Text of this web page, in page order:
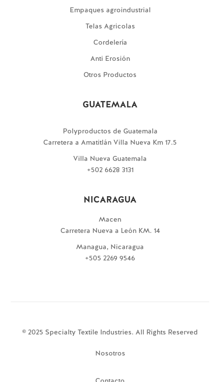
Empaques agroindustrial
Telas Agricolas
Cordelería
Anti Erosión
Otros Productos
GUATEMALA
Polyproductos de Guatemala
Carretera a Amatitlán Villa Nueva Km 17.5
Villa Nueva Guatemala
+502 6628 3131
NICARAGUA
Macen
Carretera Nueva a León KM. 14
Managua, Nicaragua
+505 2269 9546
© 2025 Specialty Textile Industries. All Rights Reserved
Nosotros